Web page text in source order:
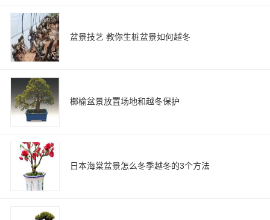
盆景技艺 教你生桩盆景如何越冬
榔榆盆景放置场地和越冬保护
日本海棠盆景怎么冬季越冬的3个方法